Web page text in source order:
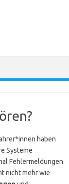
haben
Systeme
Fehlermeldungen
nicht mehr wie